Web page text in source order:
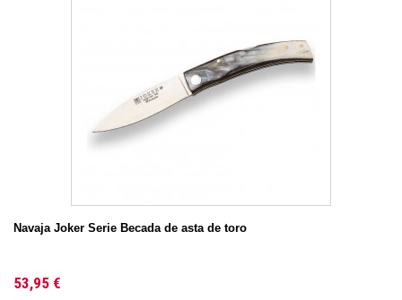
Navaja Joker Serie Becada de asta de toro
53,95 €